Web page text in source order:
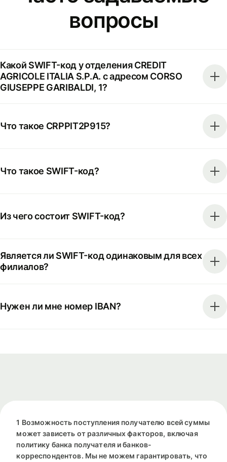
вопросы
Какой SWIFT-код у отделения CREDIT
AGRICOLE ITALIA S.P.A. с адресом CORSO
GIUSEPPE GARIBALDI, 1?
Что такое CRPPIT2P915?
Что такое SWIFT-код?
Из чего состоит SWIFT-код?
Является ли SWIFT-код одинаковым для всех
филиалов?
Нужен ли мне номер IBAN?
1 Возможность поступления получателю всей суммы
может зависеть от различных факторов, включая
политику банка получателя и банков-
корреспондентов. Мы не можем гарантировать, что